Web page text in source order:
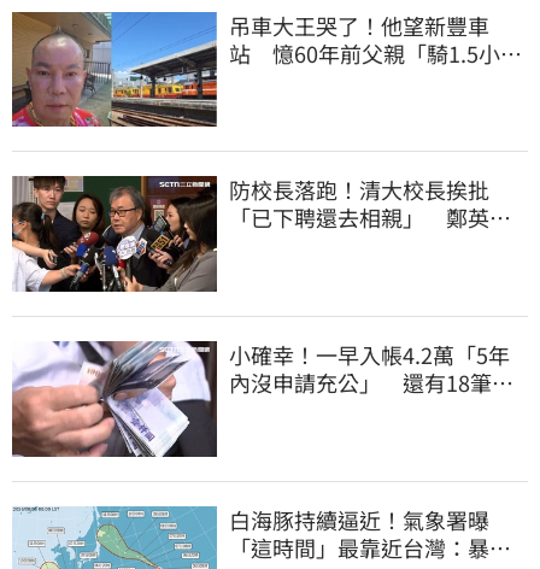
吊車大王哭了！他望新豐車
站 憶60年前父親「騎1.5小時
防校長落跑！清大校長挨批
「已下聘還去相親」 鄭英
小確幸！一早入帳4.2萬「5年
內沒申請充公」 還有18筆錢
白海豚持續逼近！氣象署曝
「這時間」最靠近台灣：暴風